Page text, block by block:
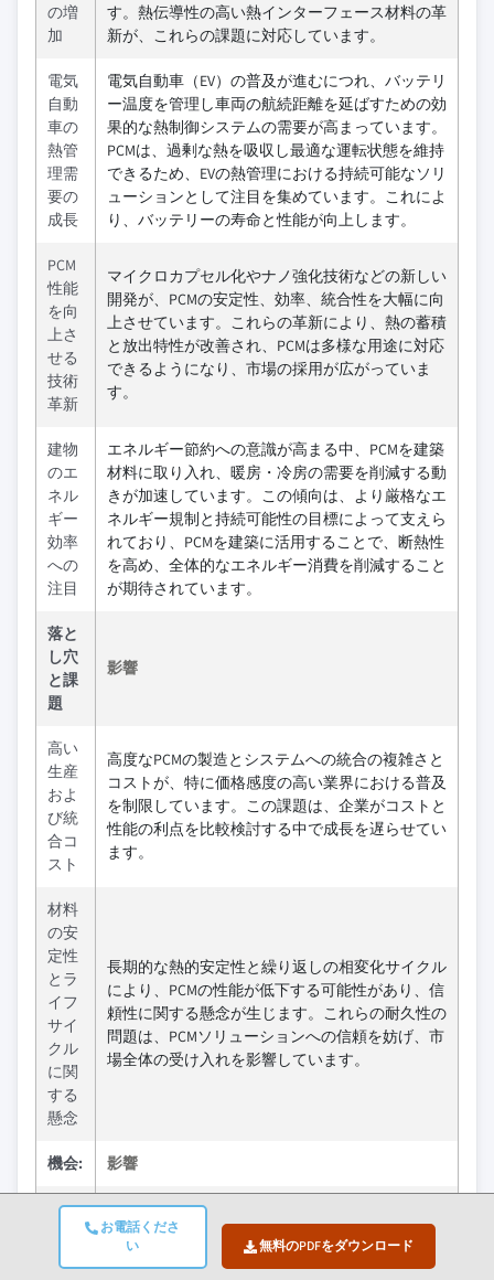
お電話くださ
い
無料のPDFをダウンロード
の増
加
す。熱伝導性の高い熱インターフェース材料の革
新が、これらの課題に対応しています。
電気
自動
車の
熱管
理需
要の
成長
電気自動車（EV）の普及が進むにつれ、バッテリ
ー温度を管理し車両の航続距離を延ばすための効
果的な熱制御システムの需要が高まっています。
PCMは、過剰な熱を吸収し最適な運転状態を維持
できるため、EVの熱管理における持続可能なソリ
ューションとして注目を集めています。これによ
り、バッテリーの寿命と性能が向上します。
PCM
性能
を向
上さ
せる
技術
革新
マイクロカプセル化やナノ強化技術などの新しい
開発が、PCMの安定性、効率、統合性を大幅に向
上させています。これらの革新により、熱の蓄積
と放出特性が改善され、PCMは多様な用途に対応
できるようになり、市場の採用が広がっていま
す。
建物
のエ
ネル
ギー
効率
への
注目
エネルギー節約への意識が高まる中、PCMを建築
材料に取り入れ、暖房・冷房の需要を削減する動
きが加速しています。この傾向は、より厳格なエ
ネルギー規制と持続可能性の目標によって支えら
れており、PCMを建築に活用することで、断熱性
を高め、全体的なエネルギー消費を削減すること
が期待されています。
落と
し穴
と課
題
影響
高い
生産
およ
び統
合コ
スト
高度なPCMの製造とシステムへの統合の複雑さと
コストが、特に価格感度の高い業界における普及
を制限しています。この課題は、企業がコストと
性能の利点を比較検討する中で成長を遅らせてい
ます。
材料
の安
定性
とラ
イフ
サイ
クル
に関
する
懸念
長期的な熱的安定性と繰り返しの相変化サイクル
により、PCMの性能が低下する可能性があり、信
頼性に関する懸念が生じます。これらの耐久性の
問題は、PCMソリューションへの信頼を妨げ、市
場全体の受け入れを影響しています。
機会: 影響
電気
電気自動車の急速な成長は、PCMをバッテリー冷
却や熱制御に利用する重要な機会を提供し、性能